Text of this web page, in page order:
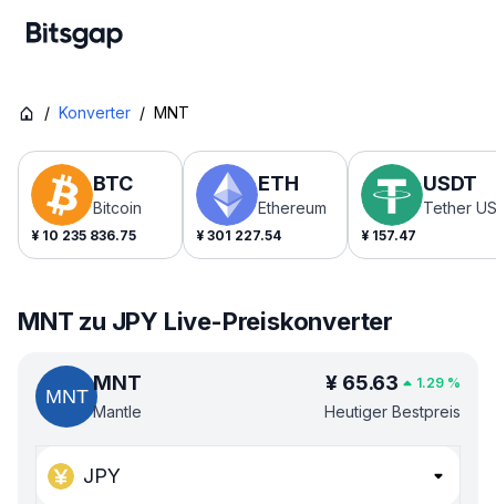
/ Konverter / MNT
BTC
Bitcoin
¥ 10 235 836.75
ETH
Ethereum
¥ 301 227.54
USDT
Tether
¥ 157.47
MNT zu JPY Live-Preiskonverter
MNT
Mantle
¥ 65.63 1.29 %
Heutiger Bestpreis
JPY